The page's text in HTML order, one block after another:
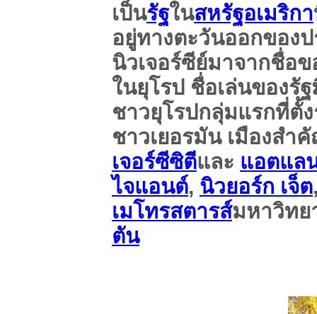
เป็นรัฐในสหรัฐอเมริกา
อยู่ทางตะวันออกของ
นิวเจอร์ซีย์มาจากชื่อข
ในยุโรป ชื่อเล่นของรั
ชาวยุโรปกลุ่มแรกที่ตั้
ชาวเยอรมัน เมืองสำ
เจอร์ซีซิตีและ แอตแล
ไจแอนต์, นิวยอร์ก เจ็ต
เมโทรสตารส์มหาวิทย
ตัน